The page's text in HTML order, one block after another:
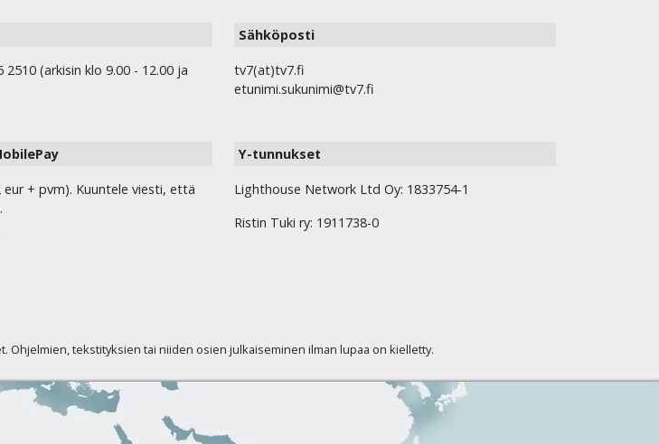
2510 (arkisin klo 9.00 - 12.00 ja
Sähköposti
tv7(at)tv7.fi
etunimi.sukunimi@tv7.fi
eur + pvm). Kuuntele viesti, että
Y-tunnukset
Lighthouse Network Ltd Oy: 1833754-1
Ristin Tuki ry: 1911738-0
Ohjelmien, tekstityksien tai niiden osien julkaiseminen ilman lupaa on kielletty.